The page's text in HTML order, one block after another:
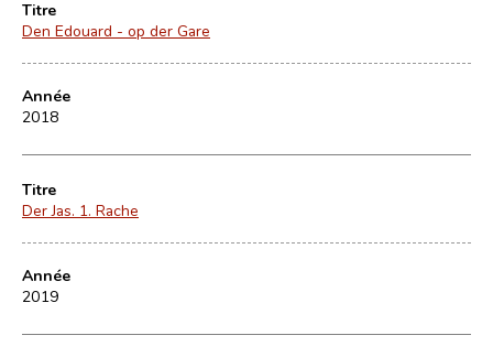
Titre
Den Edouard - op der Gare
Année
2018
Titre
Der Jas. 1. Rache
Année
2019